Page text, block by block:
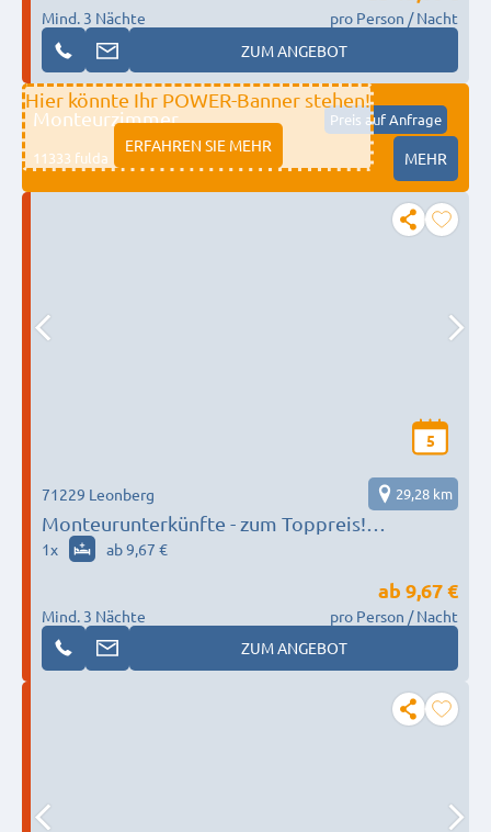
Mind. 3 Nächte
pro Person / Nacht
ZUM ANGEBOT
Hier könnte Ihr POWER-Banner stehen!
ERFAHREN SIE MEHR
Monteurzimmer Preis auf Anfrage
11333 fulda MEHR
5
Monteurunterkünfte - zum Toppreis!
Zimmer/Appartements
71229 Leonberg 29,28 km
1x ab 9,67 €
Mind. 3 Nächte
ab 9,67 €
pro Person / Nacht
ZUM ANGEBOT